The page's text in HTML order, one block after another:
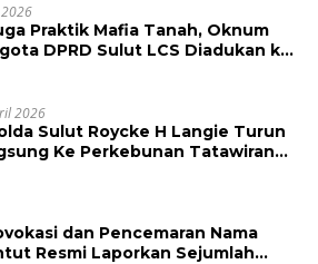
Praktik Mafia Tanah, Oknum
DPRD Sulut LCS Diadukan ke
2026
Sulut Roycke H Langie Turun
Ke Perkebunan Tatawiran
dan Pencemaran Nama
Resmi Laporkan Sejumlah